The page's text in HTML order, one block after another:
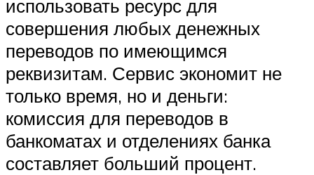
использовать ресурс для
совершения любых денежных
переводов по имеющимся
реквизитам. Сервис экономит не
только время, но и деньги:
комиссия для переводов в
банкоматах и отделениях банка
составляет больший процент.